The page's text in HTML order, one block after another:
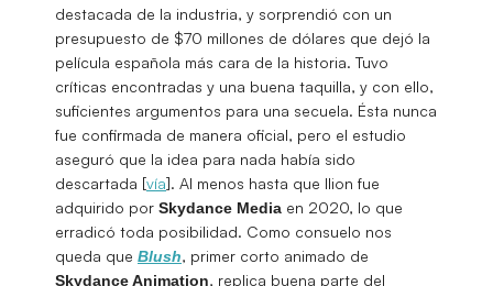
destacada de la industria, y sorprendió con un
presupuesto de $70 millones de dólares que dejó la
película española más cara de la historia. Tuvo
críticas encontradas y una buena taquilla, y con ello,
suficientes argumentos para una secuela. Ésta nunca
fue confirmada de manera oficial, pero el estudio
aseguró que la idea para nada había sido
descartada [vía]. Al menos hasta que Ilion fue
adquirido por Skydance Media en 2020, lo que
erradicó toda posibilidad. Como consuelo nos
queda que Blush, primer corto animado de
Skydance Animation, replica buena parte del